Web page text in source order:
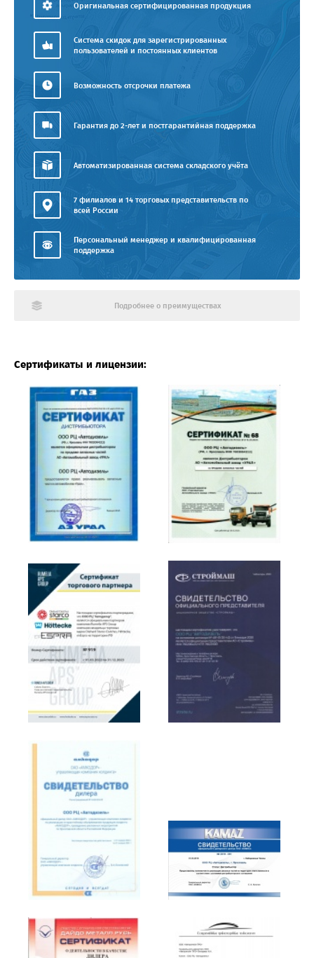
Оригинальная сертифицированная продукция
Система скидок для зарегистрированных
пользователей и постоянных клиентов
Возможность отсрочки платежа
Гарантия до 2-лет и постгарантийная поддержка
Автоматизированная система складского учёта
7 филиалов и 14 торговых представительств по
всей России
Персональный менеджер и квалифицированная
поддержка
Подробнее о преимуществах
Сертификаты и лицензии: